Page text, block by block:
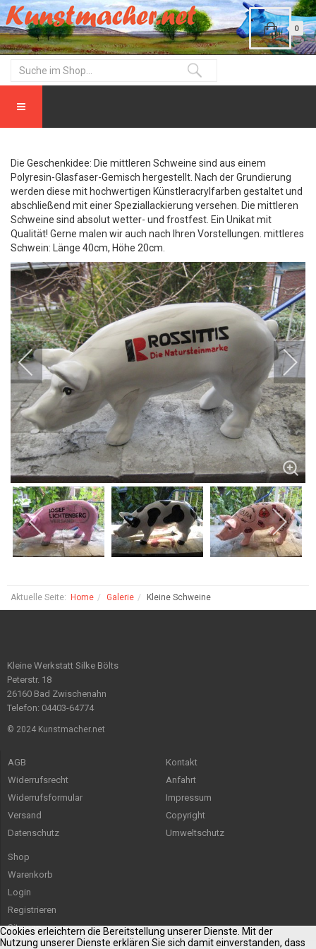
0
Die Geschenkidee: Die mittleren Schweine sind aus einem
Polyresin-Glasfaser-Gemisch hergestellt. Nach der Grundierung
werden diese mit hochwertigen Künstleracrylfarben gestaltet und
abschließend mit einer Speziallackierung versehen. Die mittleren
Schweine sind absolut wetter- und frostfest. Ein Unikat mit
Qualität! Gerne malen wir auch nach Ihren Vorstellungen. mittleres
Schwein: Länge 40cm, Höhe 20cm.
Aktuelle Seite: Home Galerie Kleine Schweine
Kleine Werkstatt Silke Bölts
Peterstr. 18
26160 Bad Zwischenahn
Telefon: 04403-64774
© 2024 Kunstmacher.net
AGB
Widerrufsrecht
Widerrufsformular
Versand
Datenschutz
Kontakt
Anfahrt
Impressum
Copyright
Umweltschutz
Shop
Warenkorb
Login
Registrieren
Sitemap
Cookies erleichtern die Bereitstellung unserer Dienste. Mit der
Nutzung unserer Dienste erklären Sie sich damit einverstanden, dass